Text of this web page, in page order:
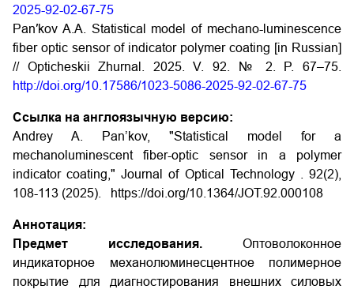
2025-92-02-67-75
Pan′kov A.A. Statistical model of mechano-luminescence
fiber optic sensor of indicator polymer coating [in Russian]
// Opticheskii Zhurnal. 2025. V. 92. № 2. P. 67–75.
http://doi.org/10.17586/1023-5086-2025-92-02-67-75
Ссылка на англоязычную версию:
Andrey A. Pan’kov, "Statistical model for a
mechanoluminescent fiber-optic sensor in a polymer
indicator coating," Journal of Optical Technology . 92(2),
108-113 (2025).
https://doi.org/10.1364/JOT.92.000108
Аннотация:
Предмет исследования. Оптоволоконное
индикаторное механолюминесцентное полимерное
покрытие для диагностирования внешних силовых